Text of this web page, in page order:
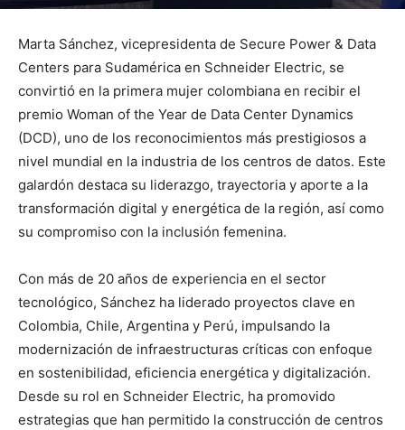
Marta Sánchez, vicepresidenta de Secure Power & Data
Centers para Sudamérica en Schneider Electric, se
convirtió en la primera mujer colombiana en recibir el
premio Woman of the Year de Data Center Dynamics
(DCD), uno de los reconocimientos más prestigiosos a
nivel mundial en la industria de los centros de datos. Este
galardón destaca su liderazgo, trayectoria y aporte a la
transformación digital y energética de la región, así como
su compromiso con la inclusión femenina.
Con más de 20 años de experiencia en el sector
tecnológico, Sánchez ha liderado proyectos clave en
Colombia, Chile, Argentina y Perú, impulsando la
modernización de infraestructuras críticas con enfoque
en sostenibilidad, eficiencia energética y digitalización.
Desde su rol en Schneider Electric, ha promovido
estrategias que han permitido la construcción de centros